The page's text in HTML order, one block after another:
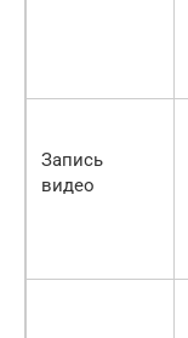
Запись
видео